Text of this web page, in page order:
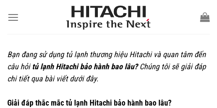
đến
Bạn đang sử dụng tủ lạnh thương hiệu Hitachi và quan tâm đến
câu hỏitủ lạnh Hitachi bảo hành bao lâu?Chúng tôi sẽ giải đáp
chi tiết qua bài viết dưới đây.
Giải đáp thắc mắc tủ lạnh Hitachi bảo hành bao lâu?